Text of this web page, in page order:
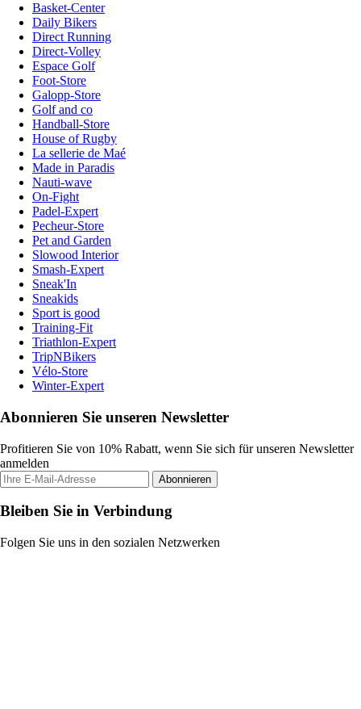
Basket-Center
Daily Bikers
Direct Running
Direct-Volley
Espace Golf
Foot-Store
Galopp-Store
Golf and co
Handball-Store
House of Rugby
La sellerie de Maé
Made in Paradis
Nauti-wave
On-Fight
Padel-Expert
Pecheur-Store
Pet and Garden
Slowood Interior
Smash-Expert
Sneak'In
Sneakids
Sport is good
Training-Fit
Triathlon-Expert
TripNBikers
Vélo-Store
Winter-Expert
Abonnieren Sie unseren Newsletter
Profitieren Sie von 10% Rabatt, wenn Sie sich für unseren Newsletter
anmelden
Abonnieren
Bleiben Sie in Verbindung
Folgen Sie uns in den sozialen Netzwerken